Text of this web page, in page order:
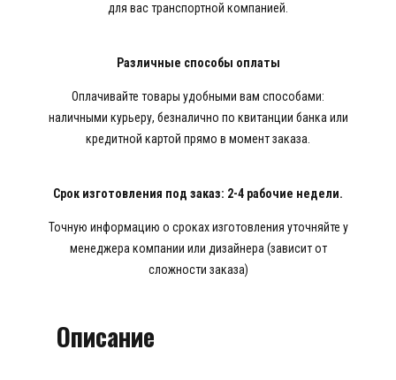
для вас транспортной компанией.
Различные способы оплаты
Оплачивайте товары удобными вам способами:
наличными курьеру, безналично по квитанции банка или
кредитной картой прямо в момент заказа.
Срок изготовления под заказ: 2-4 рабочие недели.
Точную информацию о сроках изготовления уточняйте у
менеджера компании или дизайнера (зависит от
сложности заказа)
Описание